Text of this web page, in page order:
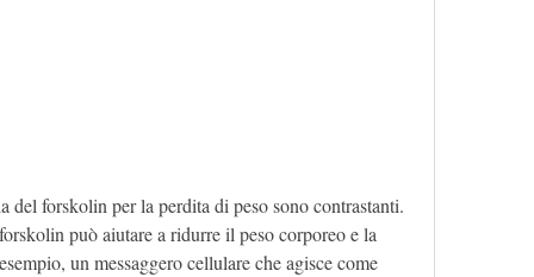
del forskolin per la perdita di peso sono contrastanti.
può aiutare a ridurre il peso corporeo e la
un messaggero cellulare che agisce come